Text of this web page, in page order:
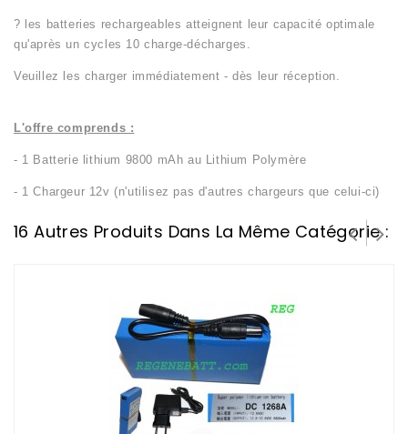
? les batteries rechargeables atteignent leur capacité optimale
qu'après un cycles 10 charge-décharges.
Veuillez les charger immédiatement - dès leur réception.
L'offre comprends :
- 1 Batterie lithium 9800 mAh au Lithium Polymère
- 1 Chargeur 12v (n'utilisez pas d'autres chargeurs que celui-ci)
16 Autres Produits Dans La Même Catégorie :